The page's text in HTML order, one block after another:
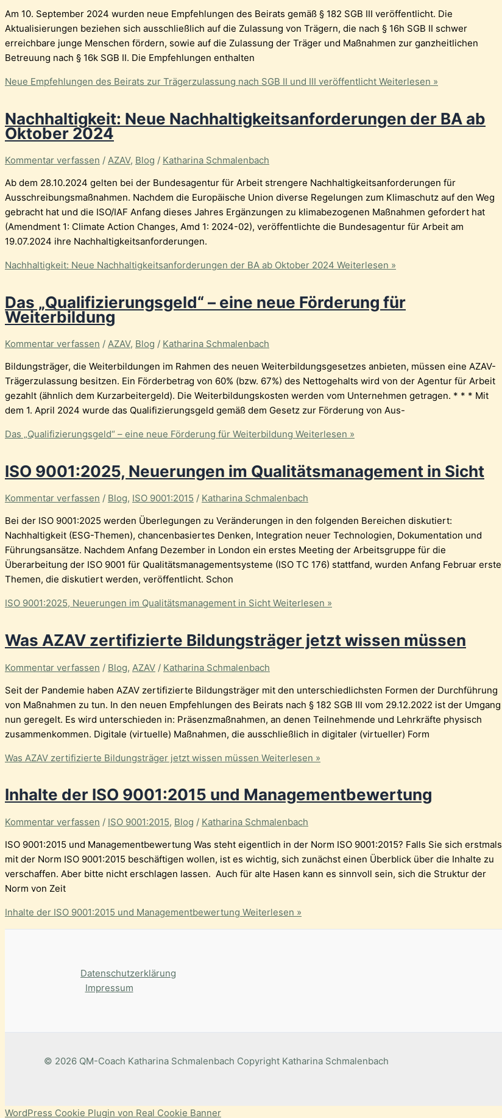
Am 10. September 2024 wurden neue Empfehlungen des Beirats gemäß § 182 SGB III veröffentlicht. Die
Aktualisierungen beziehen sich ausschließlich auf die Zulassung von Trägern, die nach § 16h SGB II schwer
erreichbare junge Menschen fördern, sowie auf die Zulassung der Träger und Maßnahmen zur ganzheitlichen
Betreuung nach § 16k SGB II. Die Empfehlungen enthalten
Neue Empfehlungen des Beirats zur Trägerzulassung nach SGB II und III veröffentlicht Weiterlesen »
Nachhaltigkeit: Neue Nachhaltigkeitsanforderungen der BA ab
Oktober 2024
Kommentar verfassen / AZAV, Blog / Katharina Schmalenbach
Ab dem 28.10.2024 gelten bei der Bundesagentur für Arbeit strengere Nachhaltigkeitsanforderungen für
Ausschreibungsmaßnahmen. Nachdem die Europäische Union diverse Regelungen zum Klimaschutz auf den Weg
gebracht hat und die ISO/IAF Anfang dieses Jahres Ergänzungen zu klimabezogenen Maßnahmen gefordert hat
(Amendment 1: Climate Action Changes, Amd 1: 2024-02), veröffentlichte die Bundesagentur für Arbeit am
19.07.2024 ihre Nachhaltigkeitsanforderungen.
Nachhaltigkeit: Neue Nachhaltigkeitsanforderungen der BA ab Oktober 2024 Weiterlesen »
Das „Qualifizierungsgeld“ – eine neue Förderung für
Weiterbildung
Kommentar verfassen / AZAV, Blog / Katharina Schmalenbach
Bildungsträger, die Weiterbildungen im Rahmen des neuen Weiterbildungsgesetzes anbieten, müssen eine AZAV-
Trägerzulassung besitzen. Ein Förderbetrag von 60% (bzw. 67%) des Nettogehalts wird von der Agentur für Arbeit
gezahlt (ähnlich dem Kurzarbeitergeld). Die Weiterbildungskosten werden vom Unternehmen getragen. * * * Mit
dem 1. April 2024 wurde das Qualifizierungsgeld gemäß dem Gesetz zur Förderung von Aus-
Das „Qualifizierungsgeld“ – eine neue Förderung für Weiterbildung Weiterlesen »
ISO 9001:2025, Neuerungen im Qualitätsmanagement in Sicht
Kommentar verfassen / Blog, ISO 9001:2015 / Katharina Schmalenbach
Bei der ISO 9001:2025 werden Überlegungen zu Veränderungen in den folgenden Bereichen diskutiert:
Nachhaltigkeit (ESG-Themen), chancenbasiertes Denken, Integration neuer Technologien, Dokumentation und
Führungsansätze. Nachdem Anfang Dezember in London ein erstes Meeting der Arbeitsgruppe für die
Überarbeitung der ISO 9001 für Qualitätsmanagementsysteme (ISO TC 176) stattfand, wurden Anfang Februar erste
Themen, die diskutiert werden, veröffentlicht. Schon
ISO 9001:2025, Neuerungen im Qualitätsmanagement in Sicht Weiterlesen »
Was AZAV zertifizierte Bildungsträger jetzt wissen müssen
Kommentar verfassen / Blog, AZAV / Katharina Schmalenbach
Seit der Pandemie haben AZAV zertifizierte Bildungsträger mit den unterschiedlichsten Formen der Durchführung
von Maßnahmen zu tun. In den neuen Empfehlungen des Beirats nach § 182 SGB III vom 29.12.2022 ist der Umgang
nun geregelt. Es wird unterschieden in: Präsenzmaßnahmen, an denen Teilnehmende und Lehrkräfte physisch
zusammenkommen. Digitale (virtuelle) Maßnahmen, die ausschließlich in digitaler (virtueller) Form
Was AZAV zertifizierte Bildungsträger jetzt wissen müssen Weiterlesen »
Inhalte der ISO 9001:2015 und Managementbewertung
Kommentar verfassen / ISO 9001:2015, Blog / Katharina Schmalenbach
ISO 9001:2015 und Managementbewertung Was steht eigentlich in der Norm ISO 9001:2015? Falls Sie sich erstmals
mit der Norm ISO 9001:2015 beschäftigen wollen, ist es wichtig, sich zunächst einen Überblick über die Inhalte zu
verschaffen. Aber bitte nicht erschlagen lassen. Auch für alte Hasen kann es sinnvoll sein, sich die Struktur der
Norm von Zeit
Inhalte der ISO 9001:2015 und Managementbewertung Weiterlesen »
Datenschutzerklärung
Impressum
© 2026 QM-Coach Katharina Schmalenbach Copyright Katharina Schmalenbach
WordPress Cookie Plugin von Real Cookie Banner